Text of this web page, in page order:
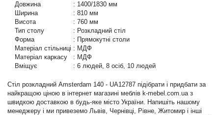
Довжина
: 1400/1830 мм
Ширина
: 810 мм
Висота
: 760 мм
Тип столу
: Розкладний стіл
Форма
: Прямокутні столи
Матеріал стільниці : МДФ
Матеріал каркасу
: МДФ
Вміщує
: 6 людей, 8 осіб, 10 людей
Стіл розкладний Amsterdam 140 - UA12787 підібрати і придбати за
найкращою ціною в інтернет магазині меблів k-mebel.com.ua з
швидкою доставкою в будь-яке місто України. Напишіть нашому
менеджеру і ми привеземо Львів, Чернівці, Рівне, Житомир і інші